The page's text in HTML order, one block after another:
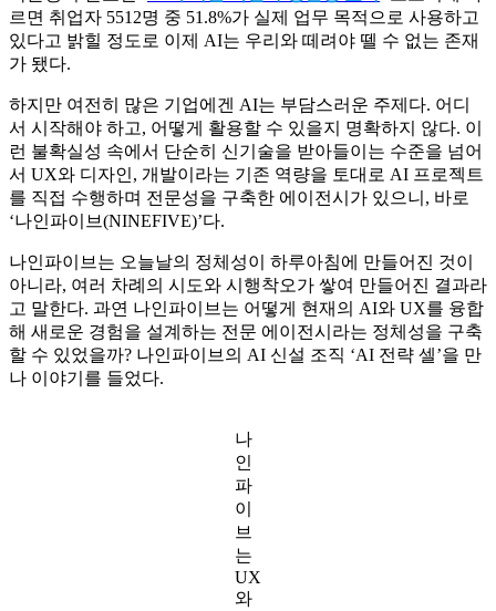
르면 취업자 5512명 중 51.8%가 실제 업무 목적으로 사용하고
있다고 밝힐 정도로 이제 AI는 우리와 떼려야 뗄 수 없는 존재
가 됐다.
하지만 여전히 많은 기업에겐 AI는 부담스러운 주제다. 어디
서 시작해야 하고, 어떻게 활용할 수 있을지 명확하지 않다. 이
런 불확실성 속에서 단순히 신기술을 받아들이는 수준을 넘어
서 UX와 디자인, 개발이라는 기존 역량을 토대로 AI 프로젝트
를 직접 수행하며 전문성을 구축한 에이전시가 있으니, 바로
‘나인파이브(NINEFIVE)’다.
나인파이브는 오늘날의 정체성이 하루아침에 만들어진 것이
아니라, 여러 차례의 시도와 시행착오가 쌓여 만들어진 결과라
고 말한다. 과연 나인파이브는 어떻게 현재의 AI와 UX를 융합
해 새로운 경험을 설계하는 전문 에이전시라는 정체성을 구축
할 수 있었을까? 나인파이브의 AI 신설 조직 ‘AI 전략 셀’을 만
나 이야기를 들었다.
나
인
파
이
브
는
UX
와